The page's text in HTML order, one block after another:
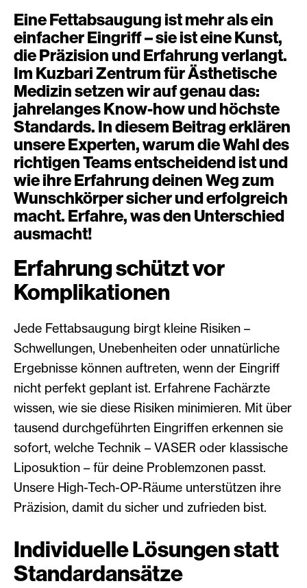
Eine Fettabsaugung ist mehr als ein
einfacher Eingriff – sie ist eine Kunst,
die Präzision und Erfahrung verlangt.
Im Kuzbari Zentrum für Ästhetische
Medizin setzen wir auf genau das:
jahrelanges Know-how und höchste
Standards. In diesem Beitrag erklären
unsere Experten, warum die Wahl des
richtigen Teams entscheidend ist und
wie ihre Erfahrung deinen Weg zum
Wunschkörper sicher und erfolgreich
macht. Erfahre, was den Unterschied
ausmacht!
Erfahrung schützt vor
Komplikationen
Jede Fettabsaugung birgt kleine Risiken –
Schwellungen, Unebenheiten oder unnatürliche
Ergebnisse können auftreten, wenn der Eingriff
nicht perfekt geplant ist. Erfahrene Fachärzte
wissen, wie sie diese Risiken minimieren. Mit über
tausend durchgeführten Eingriffen erkennen sie
sofort, welche Technik – VASER oder klassische
Liposuktion – für deine Problemzonen passt.
Unsere High-Tech-OP-Räume unterstützen ihre
Präzision, damit du sicher und zufrieden bist.
Individuelle Lösungen statt
Standardansätze